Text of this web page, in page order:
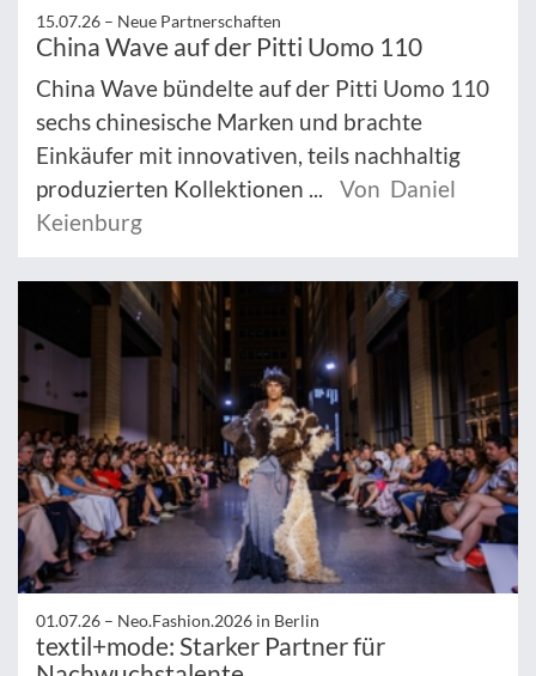
15.07.26 – Neue Partnerschaften
China Wave auf der Pitti Uomo 110
China Wave bündelte auf der Pitti Uomo 110
sechs chinesische Marken und brachte
Einkäufer mit innovativen, teils nachhaltig
produzierten Kollektionen ...
Von Daniel
Keienburg
01.07.26 – Neo.Fashion.2026 in Berlin
textil+mode: Starker Partner für